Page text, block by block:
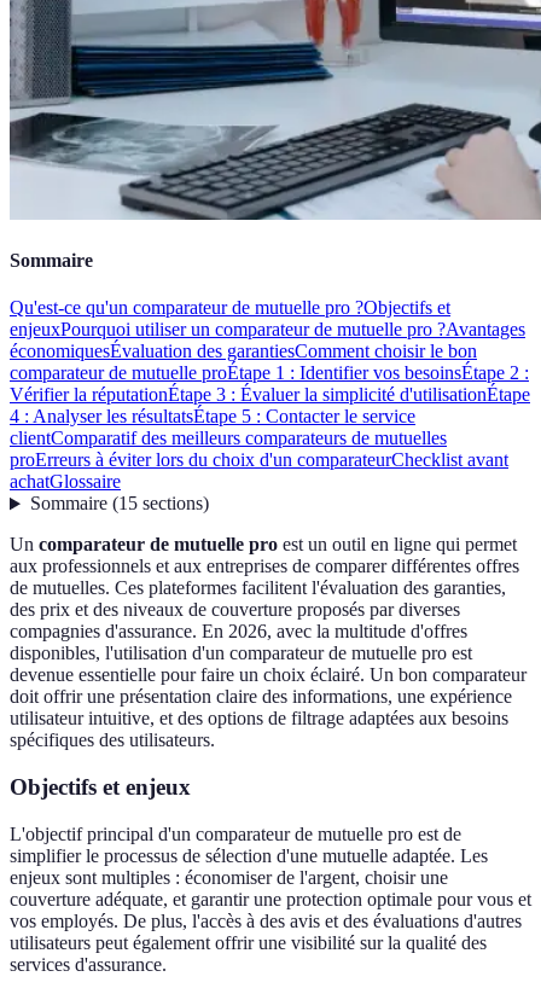
Sommaire
Qu'est-ce qu'un comparateur de mutuelle pro ?Objectifs et
enjeuxPourquoi utiliser un comparateur de mutuelle pro ?Avantages
économiquesÉvaluation des garantiesComment choisir le bon
comparateur de mutuelle proÉtape 1 : Identifier vos besoinsÉtape 2 :
Vérifier la réputationÉtape 3 : Évaluer la simplicité d'utilisationÉtape
4 : Analyser les résultatsÉtape 5 : Contacter le service
clientComparatif des meilleurs comparateurs de mutuelles
proErreurs à éviter lors du choix d'un comparateurChecklist avant
achatGlossaire
Sommaire(15 sections)
Un comparateur de mutuelle pro est un outil en ligne qui permet
aux professionnels et aux entreprises de comparer différentes offres
de mutuelles. Ces plateformes facilitent l'évaluation des garanties,
des prix et des niveaux de couverture proposés par diverses
compagnies d'assurance. En 2026, avec la multitude d'offres
disponibles, l'utilisation d'un comparateur de mutuelle pro est
devenue essentielle pour faire un choix éclairé. Un bon comparateur
doit offrir une présentation claire des informations, une expérience
utilisateur intuitive, et des options de filtrage adaptées aux besoins
spécifiques des utilisateurs.
Objectifs et enjeux
L'objectif principal d'un comparateur de mutuelle pro est de
simplifier le processus de sélection d'une mutuelle adaptée. Les
enjeux sont multiples : économiser de l'argent, choisir une
couverture adéquate, et garantir une protection optimale pour vous et
vos employés. De plus, l'accès à des avis et des évaluations d'autres
utilisateurs peut également offrir une visibilité sur la qualité des
services d'assurance.